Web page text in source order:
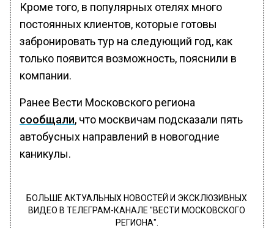
Кроме того, в популярных отелях много
постоянных клиентов, которые готовы
забронировать тур на следующий год, как
только появится возможность, пояснили в
компании.
Ранее Вести Московского региона
сообщали, что москвичам подсказали пять
автобусных направлений в новогодние
каникулы.
БОЛЬШЕ АКТУАЛЬНЫХ НОВОСТЕЙ И ЭКСКЛЮЗИВНЫХ
ВИДЕО В ТЕЛЕГРАМ-КАНАЛЕ "ВЕСТИ МОСКОВСКОГО
РЕГИОНА".